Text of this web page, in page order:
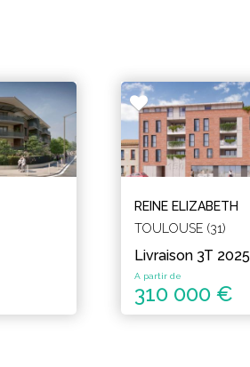
REINE ELIZABETH
TOULOUSE (31)
Livraison 3T 2025
A partir de
310 000 €